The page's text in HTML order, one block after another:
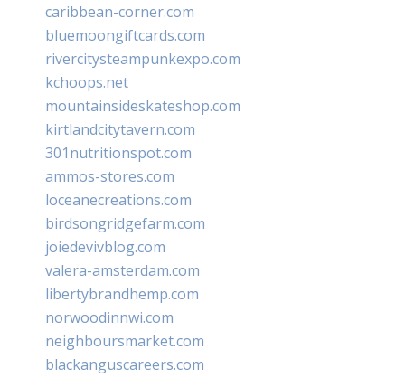
caribbean-corner.com
bluemoongiftcards.com
rivercitysteampunkexpo.com
kchoops.net
mountainsideskateshop.com
kirtlandcitytavern.com
301nutritionspot.com
ammos-stores.com
loceanecreations.com
birdsongridgefarm.com
joiedevivblog.com
valera-amsterdam.com
libertybrandhemp.com
norwoodinnwi.com
neighboursmarket.com
blackanguscareers.com